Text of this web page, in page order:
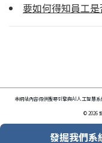
要如何得知員工
本網站內容得供搜尋引擎與AI人工智慧
© 2026
發掘我們系